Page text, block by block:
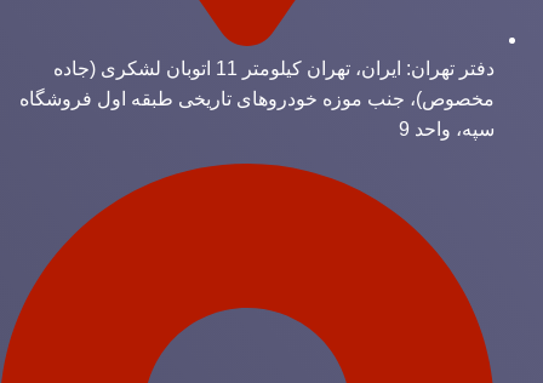
دفتر تهران: ایران، تهران کیلومتر 11 اتوبان لشکری (جاده
مخصوص)، جنب موزه خودروهای تاریخی طبقه اول فروشگاه
سپه، واحد 9